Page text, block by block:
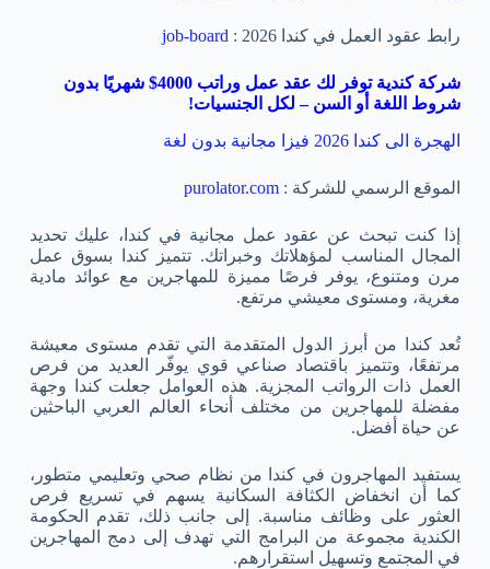
رابط عقود العمل في كندا 2026 : job-board
شركة كندية توفر لك عقد عمل وراتب 4000$ شهريًا بدون
شروط اللغة أو السن – لكل الجنسيات!
الهجرة الى كندا 2026 فيزا مجانية بدون لغة
الموقع الرسمي للشركة : purolator.com
إذا كنت تبحث عن عقود عمل مجانية في كندا، عليك تحديد
المجال المناسب لمؤهلاتك وخبراتك. تتميز كندا بسوق عمل
مرن ومتنوع، يوفر فرصًا مميزة للمهاجرين مع عوائد مادية
مغرية، ومستوى معيشي مرتفع.
تُعد كندا من أبرز الدول المتقدمة التي تقدم مستوى معيشة
مرتفعًا، وتتميز باقتصاد صناعي قوي يوفّر العديد من فرص
العمل ذات الرواتب المجزية. هذه العوامل جعلت كندا وجهة
مفضلة للمهاجرين من مختلف أنحاء العالم العربي الباحثين
عن حياة أفضل.
يستفيد المهاجرون في كندا من نظام صحي وتعليمي متطور،
كما أن انخفاض الكثافة السكانية يسهم في تسريع فرص
العثور على وظائف مناسبة. إلى جانب ذلك، تقدم الحكومة
الكندية مجموعة من البرامج التي تهدف إلى دمج المهاجرين
في المجتمع وتسهيل استقرارهم.